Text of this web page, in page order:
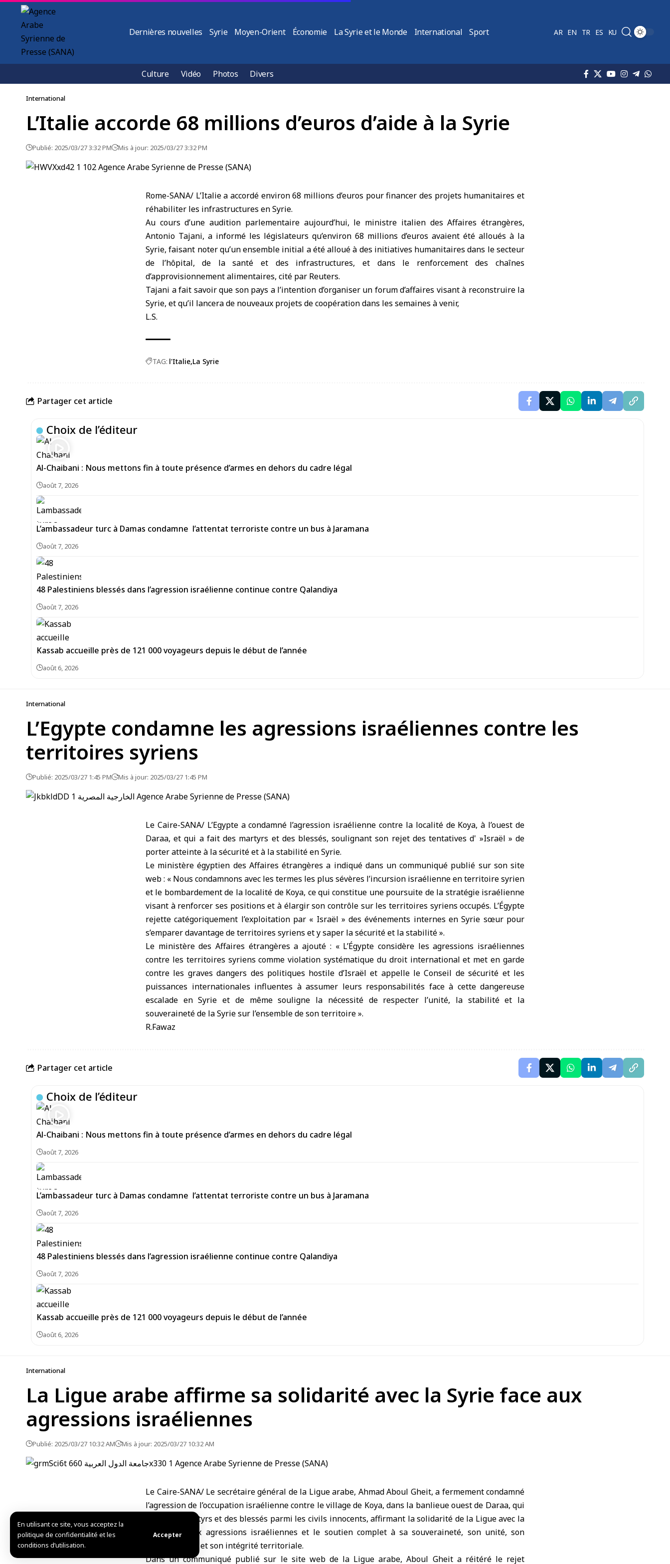
En utilisant ce site, vous acceptez la
politique de confidentialité et les
conditions d’utilisation.
Accepter
Dernières nouvelles Syrie Moyen-Orient Économie La Syrie et le Monde International Sport AR EN TR ES KU
Culture Vidéo Photos Divers
International
L’Italie accorde 68 millions d’euros d’aide à la Syrie
Publié: 2025/03/27 3:32 PM Mis à jour: 2025/03/27 3:32 PM
Rome-SANA/ L’Italie a accordé environ 68 millions d’euros pour financer des projets humanitaires et
réhabiliter les infrastructures en Syrie.
Au cours d’une audition parlementaire aujourd’hui, le ministre italien des Affaires étrangères,
Antonio Tajani, a informé les législateurs qu’environ 68 millions d’euros avaient été alloués à la
Syrie, faisant noter qu’un ensemble initial a été alloué à des initiatives humanitaires dans le secteur
de l’hôpital, de la santé et des infrastructures, et dans le renforcement des chaînes
d’approvisionnement alimentaires, cité par Reuters.
Tajani a fait savoir que son pays a l’intention d’organiser un forum d’affaires visant à reconstruire la
Syrie, et qu’il lancera de nouveaux projets de coopération dans les semaines à venir,
L.S.
TAG: l'Italie La Syrie
Partager cet article
Choix de l’éditeur
Al-Chaibani : Nous mettons fin à toute présence d’armes en dehors du cadre légal
août 7, 2026
L’ambassadeur turc à Damas condamne l’attentat terroriste contre un bus à Jaramana
août 7, 2026
48 Palestiniens blessés dans l’agression israélienne continue contre Qalandiya
août 7, 2026
Kassab accueille près de 121 000 voyageurs depuis le début de l’année
août 6, 2026
International
L’Egypte condamne les agressions israéliennes contre les
territoires syriens
Publié: 2025/03/27 1:45 PM Mis à jour: 2025/03/27 1:45 PM
Le Caire-SANA/ L’Egypte a condamné l’agression israélienne contre la localité de Koya, à l’ouest de
Daraa, et qui a fait des martyrs et des blessés, soulignant son rejet des tentatives d' »Israël » de
porter atteinte à la sécurité et à la stabilité en Syrie.
Le ministère égyptien des Affaires étrangères a indiqué dans un communiqué publié sur son site
web : « Nous condamnons avec les termes les plus sévères l’incursion israélienne en territoire syrien
et le bombardement de la localité de Koya, ce qui constitue une poursuite de la stratégie israélienne
visant à renforcer ses positions et à élargir son contrôle sur les territoires syriens occupés. L’Égypte
rejette catégoriquement l’exploitation par « Israël » des événements internes en Syrie sœur pour
s’emparer davantage de territoires syriens et y saper la sécurité et la stabilité ».
Le ministère des Affaires étrangères a ajouté : « L’Égypte considère les agressions israéliennes
contre les territoires syriens comme violation systématique du droit international et met en garde
contre les graves dangers des politiques hostile d’Israël et appelle le Conseil de sécurité et les
puissances internationales influentes à assumer leurs responsabilités face à cette dangereuse
escalade en Syrie et de même souligne la nécessité de respecter l’unité, la stabilité et la
souveraineté de la Syrie sur l’ensemble de son territoire ».
R.Fawaz
Partager cet article
Choix de l’éditeur
Al-Chaibani : Nous mettons fin à toute présence d’armes en dehors du cadre légal
août 7, 2026
L’ambassadeur turc à Damas condamne l’attentat terroriste contre un bus à Jaramana
août 7, 2026
48 Palestiniens blessés dans l’agression israélienne continue contre Qalandiya
août 7, 2026
Kassab accueille près de 121 000 voyageurs depuis le début de l’année
août 6, 2026
International
La Ligue arabe affirme sa solidarité avec la Syrie face aux
agressions israéliennes
Publié: 2025/03/27 10:32 AM Mis à jour: 2025/03/27 10:32 AM
Le Caire-SANA/ Le secrétaire général de la Ligue arabe, Ahmad Aboul Gheit, a fermement condamné
l’agression de l’occupation israélienne contre le village de Koya, dans la banlieue ouest de Daraa, qui
a fait des martyrs et des blessés parmi les civils innocents, affirmant la solidarité de la Ligue avec la
Syrie face aux agressions israéliennes et le soutien complet à sa souveraineté, son unité, son
indépendance et son intégrité territoriale.
Dans un communiqué publié sur le site web de la Ligue arabe, Aboul Gheit a réitéré le rejet